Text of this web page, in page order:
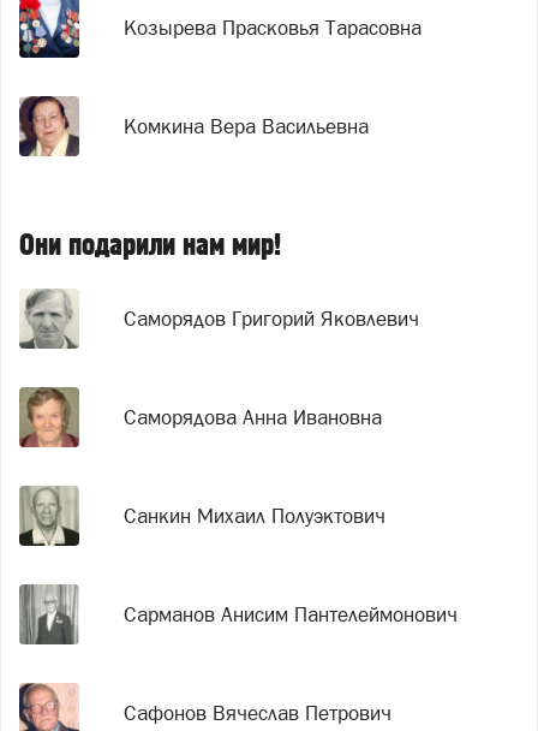
Козырева Прасковья Тарасовна
Комкина Вера Васильевна
Они подарили нам мир!
Саморядов Григорий Яковлевич
Саморядова Анна Ивановна
Санкин Михаил Полуэктович
Сарманов Анисим Пантелеймонович
Сафонов Вячеслав Петрович